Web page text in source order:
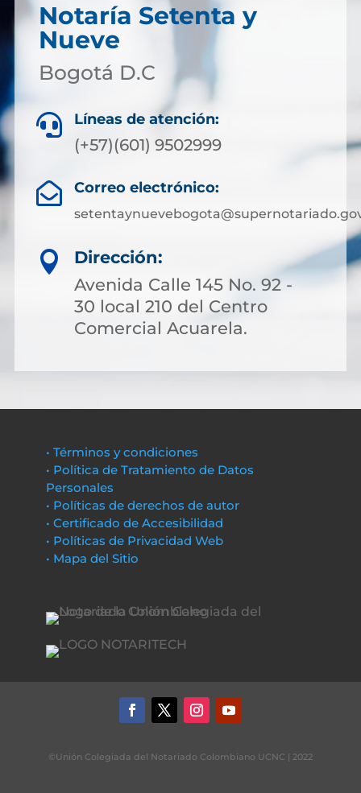
Notaría Setenta y
Nueve
Bogotá D.C
 Líneas de atención:
(+57)(601) 9502999
 Correo electrónico:

Dirección:
Avenida Calle 145 No. 92 -
30 local 210 del Centro
Comercial Acuarela.
• Términos y condiciones
• Política de Tratamiento de Datos
Personales
• Políticas de derechos de autor
• Certificado de Accesibilidad
• Políticas de Privacidad Web
• Mapa del Sitio
©Unión Colegiada del Notariado Colombiano UCNC | 2022